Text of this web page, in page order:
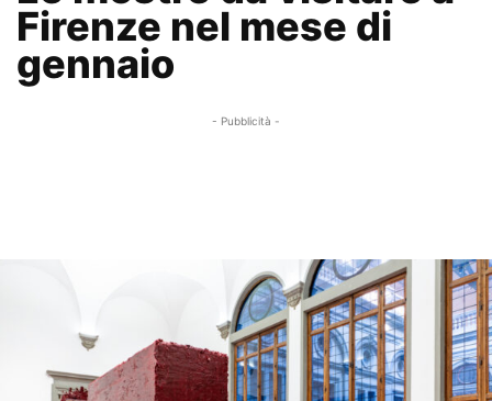
Firenze nel mese di
gennaio
- Pubblicità -